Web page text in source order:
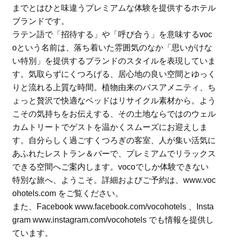
までとはひと味違うプレミアムな体験を提供するホテル
ブランドです。
ラテン語で「招待する」や「呼び合う」を意味するvoc
oという名前は、落ち着いた雰囲気のなか「思いがけな
い特別」を提供するブランドのスタイルを表現していま
す。気取らずにくつろげる、居心地の良い空間とゆっく
りと流れる上質な時間。植物由来のバスアメニティ、ち
ょっと贅沢で快適なベッドはリサイクル素材から。よう
こその気持ちをお伝えする、その土地ならではのウェル
カムトリートでゲストを温かくスムーズにお迎えしま
す。自分らしく過ごすくつろぎの客室、人が集い活気に
あふれたレストラン＆バーで、プレミアムでリラックス
できる空間へご案内します。vocoでしか体験できない
特別な旅へ、ようこそ。詳細およびご予約は、www.voc
ohotels.com をご覧ください。
また、Facebook www.facebook.com/vocohotels 、Insta
gram www.instagram.com/vocohotels でも情報を提供し
ています。